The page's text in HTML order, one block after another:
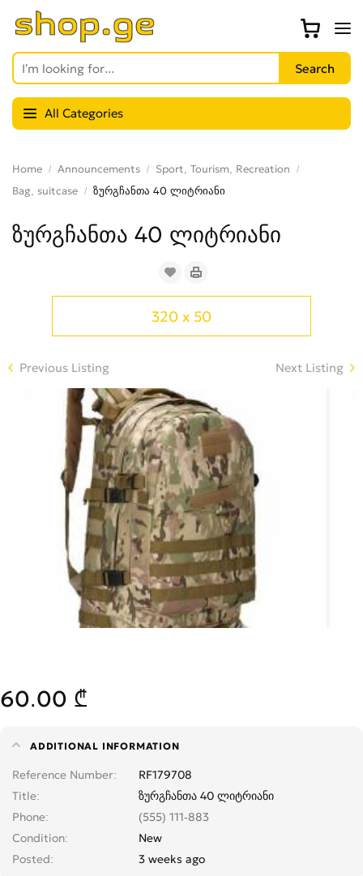
All Categories
Home Announcements
Sport, Tourism, Recreation
Bag, suitcase
ზურგჩანთა 40 ლიტრიანი
ზურგჩანთა 40 ლიტრიანი
320 x 50
Previous Listing Next Listing
60.00 ₾
ADDITIONAL INFORMATION
Reference Number
RF179708
Title
ზურგჩანთა 40 ლიტრიანი
Phone
(555) 111-883
Condition
New
Posted
3 weeks ago